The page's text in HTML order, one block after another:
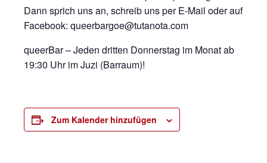
Dann sprich uns an, schreib uns per E-Mail oder auf
Facebook: queerbargoe@tutanota.com
queerBar – Jeden dritten Donnerstag im Monat ab
19:30 Uhr im Juzi (Barraum)!
Zum Kalender hinzufügen